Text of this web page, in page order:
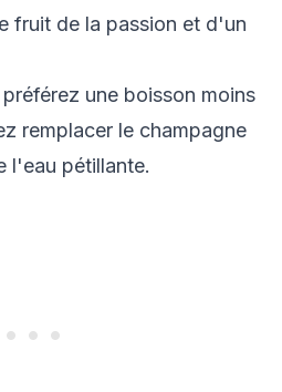
fruit de la passion et d'un
une boisson moins
remplacer le champagne
l'eau pétillante.